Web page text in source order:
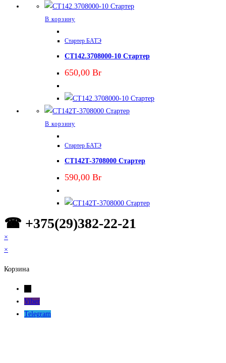
В корзину
Стартер БАТЭ
СТ142.3708000-10 Стартер
650,00 Br
В корзину
Стартер БАТЭ
СТ142Т-3708000 Стартер
590,00 Br
☎ +375(29)382-22-21
×
×
Корзина
Viber
Telegram